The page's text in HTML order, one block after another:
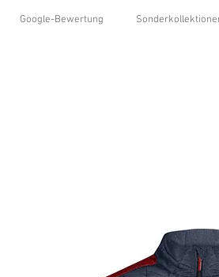
Google-Bewertung